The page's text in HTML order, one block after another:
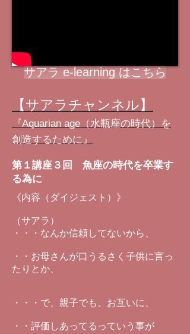
サアラ e-learning はこちら
【サアラチャンネル】
『Aquarian age（水瓶座の時代）を
創造するために』
第１講座３回 魚座の時代を卒業す
る為に
《内容（ダイジェスト）》
（サアラ）
・・・なんか信頼してないから、
・・お母さんが口うるさく子供に言っ
たりとか、
・・・で、親子でも、お互いに、
・・評価しあってるっていう事が